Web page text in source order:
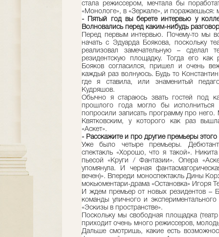
стала режиссером, мечтала бы
«Монологе», в «Зеркале», и поражаешься:
- Пятый год вы берете интервью у
Волновались перед каким-нибудь
Перед первым интервью. Почему-то мы
начать с Эдуарда Боякова, поскольку
реализовал замечательную – сделал
резидентскую площадку. Тогда его
Бояков согласился, пришел и очень
каждый раз волнуюсь. Будь то
где я ставила, или знаменитый
Кудряшов.
Обычно я стараюсь звать гостей под
прошлого года могло бы
попросили записать программу про
Квятковским, у которого как раз
«Аскет».
- Расскажите и про другие премьеры
Уже было четыре премьеры.
спектакль «Хорошо, что я такой».
пьесой «Круги / Фантазии». Опера
упомянула. И черная
вечен)». Впереди моноспектакль Дины
мокьюментари-драма «Остановка» Игоря
И ждем премьер от новых резидентов –
команды уличного и экспериментального
«Эскизы в пространстве».
Поскольку мы свободная площадка
приходит очень много режиссеров,
Дальше смотришь, какие есть